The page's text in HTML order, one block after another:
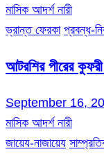
মাসিক আদর্শ নারী
ভ্রান্ত ফেরকা প্রবন্ধ-
আটরশির পীরের
September 16,
মাসিক আদর্শ নারী
জায়েয-নাজায়েয